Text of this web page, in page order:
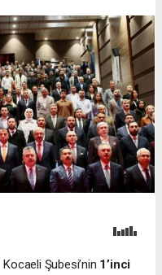
Kocaeli Şubesi’nin 1’inci